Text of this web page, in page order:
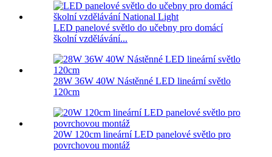
LED panelové světlo do učebny pro domácí
školní vzdělávání...
28W 36W 40W Nástěnné LED lineární světlo
120cm
20W 120cm lineární LED panelové světlo pro
povrchovou montáž